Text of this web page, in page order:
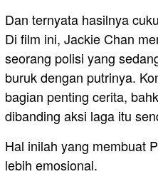
Dan ternyata hasilnya
Di film ini, Jackie Chan
seorang polisi yang
buruk dengan putrinya.
bagian penting cerita,
dibanding aksi laga itu
Hal inilah yang membuat
lebih emosional.